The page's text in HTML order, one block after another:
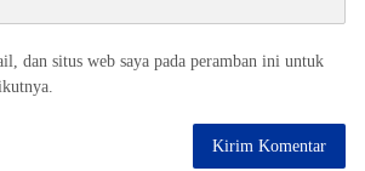
dan situs web saya pada peramban ini untuk